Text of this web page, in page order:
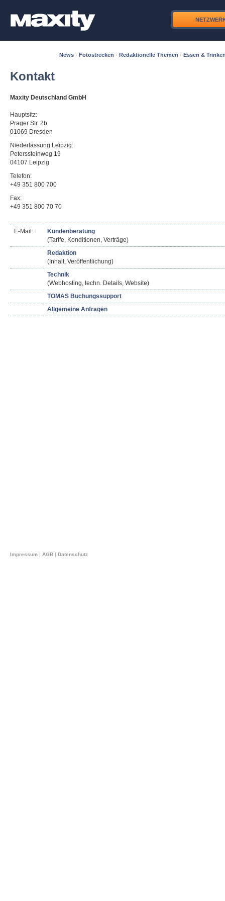
News · Fotostrecken · Redaktionelle Themen · Essen &
Kontakt
Maxity Deutschland GmbH
Hauptsitz:
Prager Str. 2b
01069 Dresden
Niederlassung Leipzig:
Peterssteinweg 19
04107 Leipzig
Telefon:
+49 351 800 700
Fax:
+49 351 800 70 70
E-Mail:
Kundenberatung
(Tarife, Konditionen, Verträge)
Redaktion
(Inhalt, Veröffentlichung)
Technik
(Webhosting, techn. Details, Website)
TOMAS Buchungssupport
Allgemeine Anfragen
Impressum | AGB | Datenschutz